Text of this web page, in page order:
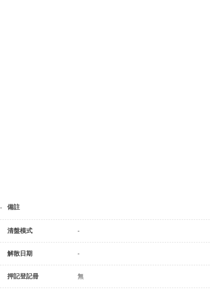
備註
-
清盤模式 -
解散日期 -
押記登記冊 無